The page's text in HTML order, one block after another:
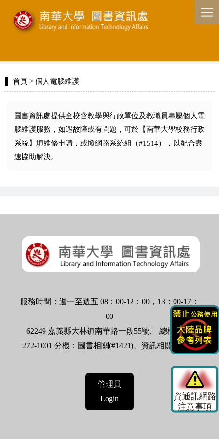
首頁> 個人電腦維護
圖書資訊處提供全校含教學與行政單位及教職員專屬個人電
腦維護服務，如遇故障或有問題，可於【南華大學校務行政
系統】填維修申請，或撥網路系統組（#1514），以配合盡
速協助解決。
服務時間：週一至週五 08：00-12：00，13：00-17：
00
62249 嘉義縣大林鎮南華路一段55號.
總機：05-
272-1001 分機：圖書相關(#1421)、資訊相關(#1524)
管理員
Login